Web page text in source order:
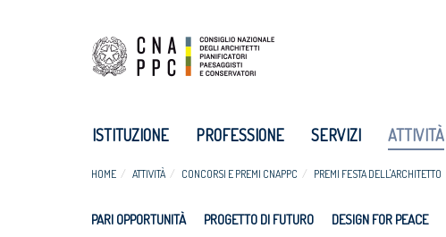
ISTITUZIONE PROFESSIONE SERVIZI ATTIVITÀ
HOME ATTIVITÀ CONCORSI E PREMI CNAPPC PREMI FESTA DELL'ARCHITETTO
PARI OPPORTUNITÀ PROGETTO DI FUTURO DESIGN FOR PEACE